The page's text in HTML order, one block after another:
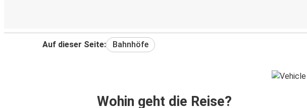
Auf dieser Seite: Bahnhöfe
Wohin geht die Reise?